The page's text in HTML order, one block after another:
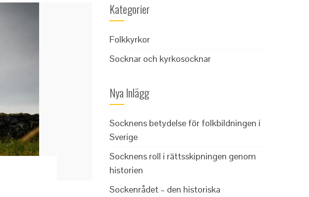
Kategorier
Folkkyrkor
Socknar och kyrkosocknar
Nya Inlägg
Socknens betydelse för folkbildningen i
Sverige
Socknens roll i rättsskipningen genom
historien
Sockenrådet – den historiska